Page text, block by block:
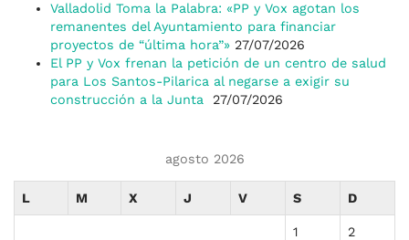
Valladolid Toma la Palabra: «PP y Vox agotan los
remanentes del Ayuntamiento para financiar
proyectos de “última hora”» 27/07/2026
El PP y Vox frenan la petición de un centro de salud
para Los Santos-Pilarica al negarse a exigir su
construcción a la Junta
27/07/2026
agosto 2026
L M X J V S D
1 2